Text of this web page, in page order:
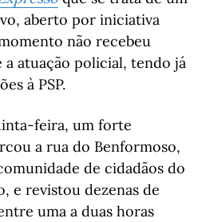
aberto por iniciativa
não recebeu
a atuação policial, tendo já
à PSP.
feira, um forte
a rua do Benformoso,
de cidadãos do
e revistou dezenas de
uma a duas horas